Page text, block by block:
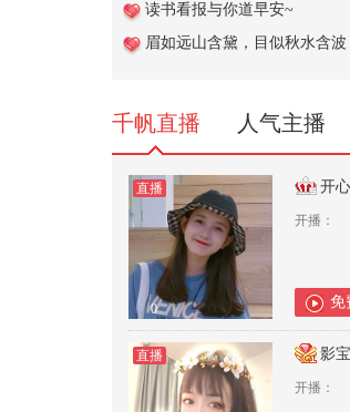
首尔盼了三个月，
李在明心急如焚，
读书看报与你道早安~
眉如远山含黛，目似秋水含波
千帆直播 人气主播
直播
0
开
开播：
免
直播 影
开播：